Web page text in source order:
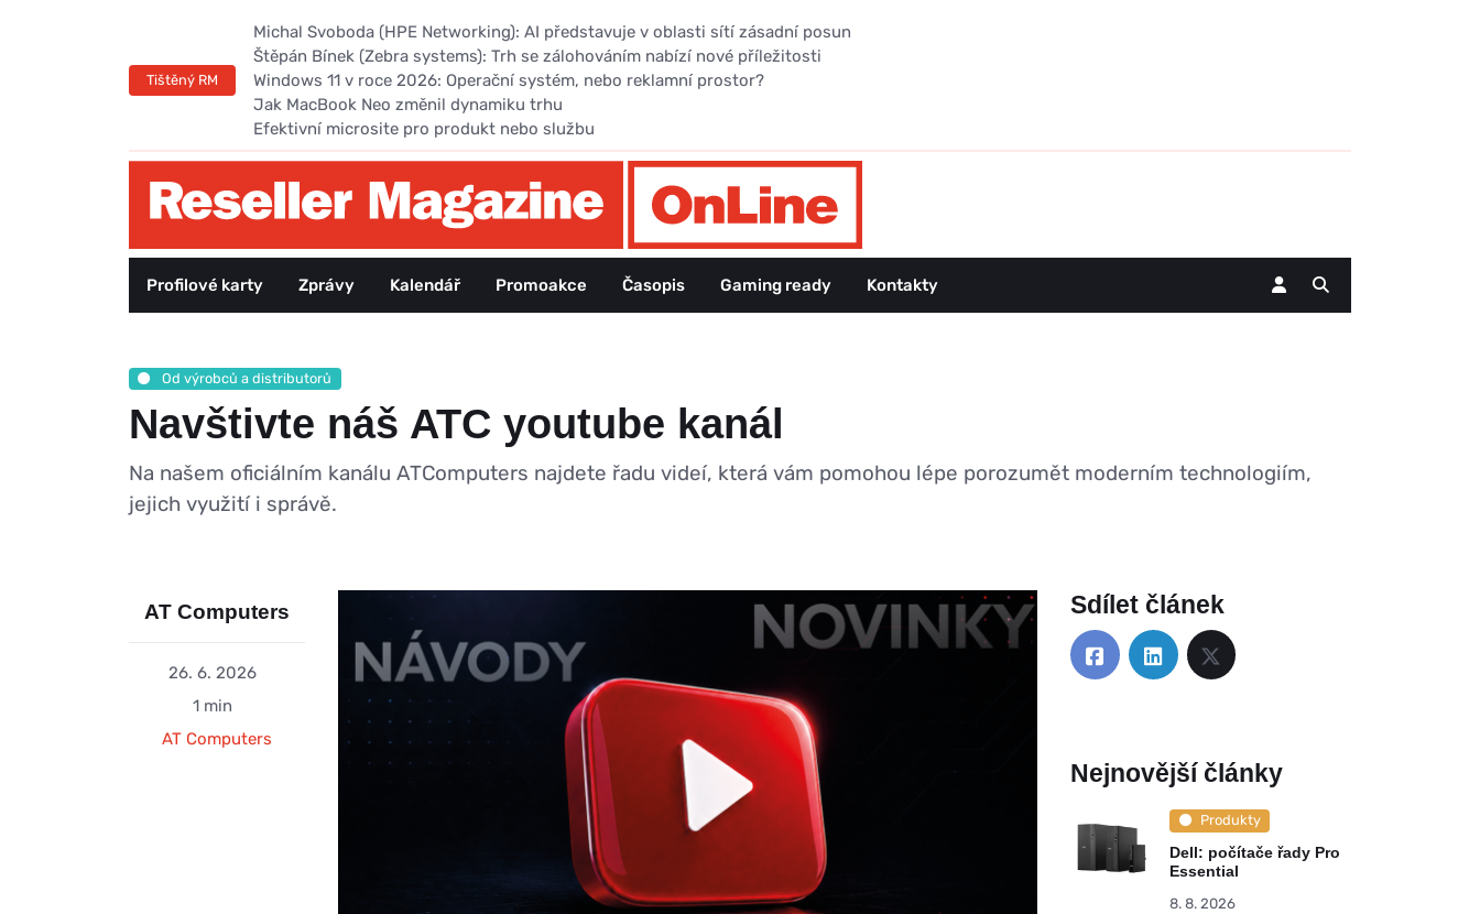
Tištěný RM
Michal Svoboda (HPE Networking): AI představuje v oblasti sítí zásadní posun
Štěpán Bínek (Zebra systems): Trh se zálohováním nabízí nové příležitosti
Windows 11 v roce 2026: Operační systém, nebo reklamní prostor?
Jak MacBook Neo změnil dynamiku trhu
Efektivní microsite pro produkt nebo službu
Profilové karty Zprávy Kalendář Promoakce Časopis Gaming ready Kontakty
Od výrobců a distributorů
Navštivte náš ATC youtube kanál
Na našem oficiálním kanálu ATComputers najdete řadu videí, která vám pomohou lépe porozumět moderním technologiím,
jejich využití i správě.
AT Computers
26. 6. 2026
1 min
AT Computers
Sdílet článek
Nejnovější články
Produkty
Dell: počítače řady Pro
Essential
8. 8. 2026